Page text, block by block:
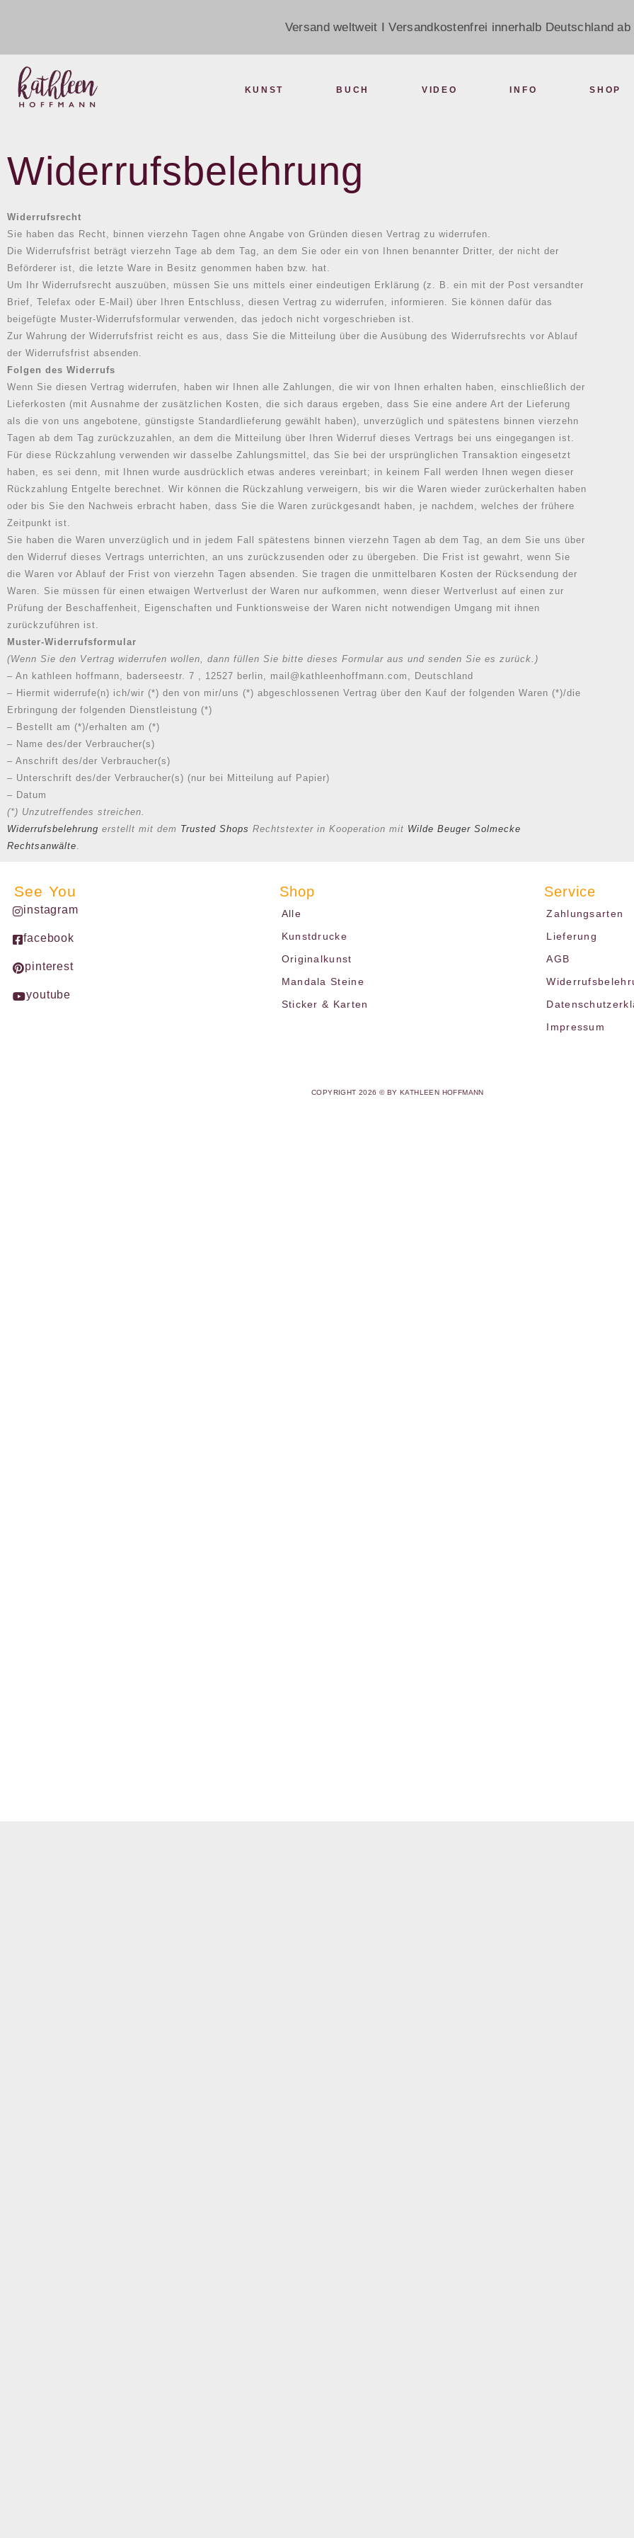
Versand weltweit I Versandkostenfrei innerhalb Deutschland ab
KUNST BUCH VIDEO INFO SHOP
Widerrufsbelehrung
Widerrufsrecht
Sie haben das Recht, binnen vierzehn Tagen ohne Angabe von Gründen diesen Vertrag zu widerrufen.
Die Widerrufsfrist beträgt vierzehn Tage ab dem Tag, an dem Sie oder ein von Ihnen benannter Dritter, der nicht der
Beförderer ist, die letzte Ware in Besitz genommen haben bzw. hat.
Um Ihr Widerrufsrecht auszuüben, müssen Sie uns mittels einer eindeutigen Erklärung (z. B. ein mit der Post versandter
Brief, Telefax oder E-Mail) über Ihren Entschluss, diesen Vertrag zu widerrufen, informieren. Sie können dafür das
beigefügte Muster-Widerrufsformular verwenden, das jedoch nicht vorgeschrieben ist.
Zur Wahrung der Widerrufsfrist reicht es aus, dass Sie die Mitteilung über die Ausübung des Widerrufsrechts vor Ablauf
der Widerrufsfrist absenden.
Folgen des Widerrufs
Wenn Sie diesen Vertrag widerrufen, haben wir Ihnen alle Zahlungen, die wir von Ihnen erhalten haben, einschließlich der
Lieferkosten (mit Ausnahme der zusätzlichen Kosten, die sich daraus ergeben, dass Sie eine andere Art der Lieferung
als die von uns angebotene, günstigste Standardlieferung gewählt haben), unverzüglich und spätestens binnen vierzehn
Tagen ab dem Tag zurückzuzahlen, an dem die Mitteilung über Ihren Widerruf dieses Vertrags bei uns eingegangen ist.
Für diese Rückzahlung verwenden wir dasselbe Zahlungsmittel, das Sie bei der ursprünglichen Transaktion eingesetzt
haben, es sei denn, mit Ihnen wurde ausdrücklich etwas anderes vereinbart; in keinem Fall werden Ihnen wegen dieser
Rückzahlung Entgelte berechnet. Wir können die Rückzahlung verweigern, bis wir die Waren wieder zurückerhalten haben
oder bis Sie den Nachweis erbracht haben, dass Sie die Waren zurückgesandt haben, je nachdem, welches der frühere
Zeitpunkt ist.
Sie haben die Waren unverzüglich und in jedem Fall spätestens binnen vierzehn Tagen ab dem Tag, an dem Sie uns über
den Widerruf dieses Vertrags unterrichten, an uns zurückzusenden oder zu übergeben. Die Frist ist gewahrt, wenn Sie
die Waren vor Ablauf der Frist von vierzehn Tagen absenden. Sie tragen die unmittelbaren Kosten der Rücksendung der
Waren. Sie müssen für einen etwaigen Wertverlust der Waren nur aufkommen, wenn dieser Wertverlust auf einen zur
Prüfung der Beschaffenheit, Eigenschaften und Funktionsweise der Waren nicht notwendigen Umgang mit ihnen
zurückzuführen ist.
Muster-Widerrufsformular
(Wenn Sie den Vertrag widerrufen wollen, dann füllen Sie bitte dieses Formular aus und senden Sie es zurück.)
– An kathleen hoffmann, baderseestr. 7 , 12527 berlin, mail@kathleenhoffmann.com, Deutschland
– Hiermit widerrufe(n) ich/wir (*) den von mir/uns (*) abgeschlossenen Vertrag über den Kauf der folgenden Waren (*)/die
Erbringung der folgenden Dienstleistung (*)
– Bestellt am (*)/erhalten am (*)
– Name des/der Verbraucher(s)
– Anschrift des/der Verbraucher(s)
– Unterschrift des/der Verbraucher(s) (nur bei Mitteilung auf Papier)
– Datum
(*) Unzutreffendes streichen.
Widerrufsbelehrung erstellt mit dem Trusted Shops Rechtstexter in Kooperation mit Wilde Beuger Solmecke
Rechtsanwälte.
See You
instagram
facebook
pinterest
youtube
Shop
Alle
Kunstdrucke
Originalkunst
Mandala Steine
Sticker & Karten
Service
Zahlungsarten
Lieferung
AGB
Impressum
COPYRIGHT 2026 © BY KATHLEEN HOFFMANN